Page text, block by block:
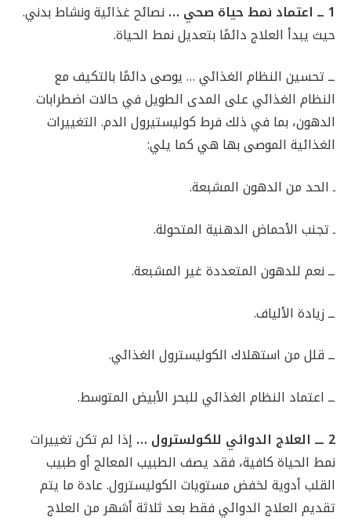
1 ــ اعتماد نمط حياة صحي …
نصائح غذائية ونشاط بدني.
حيث يبدأ العلاج دائمًا بتعديل نمط الحياة.
ــ تحسين النظام الغذائي … يوصى دائمًا بالتكيف مع
النظام الغذائي على المدى الطويل في حالات اضطرابات
الدهون، بما في ذلك فرط كوليستيرول الدم. التغييرات
الغذائية الموصى بها هي كما يلي:
ـ الحد من الدهون المشبعة.
ـ تجنب الأحماض الدهنية المتحولة.
ــ نعم للدهون المتعددة غير المشبعة.
ــ زيادة الألياف.
ــ قلل من استهلاك الكوليسترول الغذائي.
ــ اعتماد النظام الغذائي للبحر الأبيض المتوسط.
2 ـــ العلاج الدوائي للكولسترول …
إذا لم تكن تغييرات
نمط الحياة كافية، فقد يصف الطبيب المعالج أو طبيب
القلب أدوية لخفض مستويات الكوليسترول. عادة ما يتم
تقديم العلاج الدوائي فقط بعد ثلاثة أشهر من العلاج